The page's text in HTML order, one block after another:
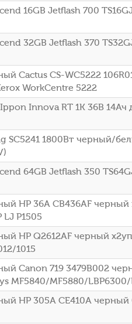
16GB Jetflash 700
32GB Jetflash 370
Cactus CS-WC5222
WorkCentre 5222
Innova RT 1K 36В 14Ач
SC5241 1800Вт черный/
64GB Jetflash 350
HP 36A CB436AF черный
LJ P1505
HP Q2612AF черный
1015
Canon 719 3479B002
MF5840/MF5880/
HP 305A CE410A черный